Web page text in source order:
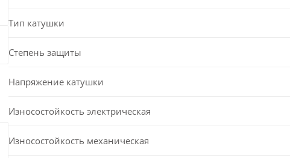
Тип катушки
Степень защиты
Напряжение катушки
Износостойкость электрическая
Износостойкость механическая